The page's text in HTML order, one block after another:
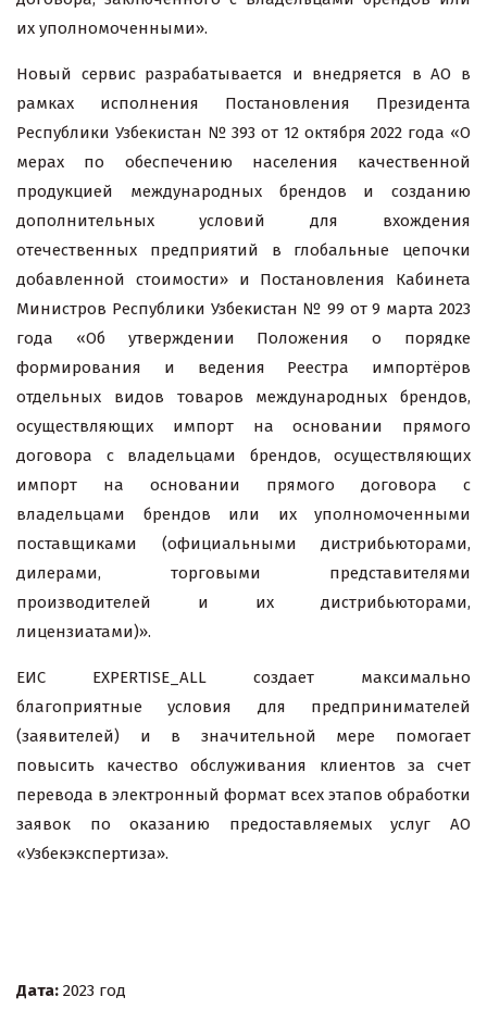
их уполномоченными».
Новый сервис разрабатывается и внедряется в АО в
рамках исполнения Постановления Президента
Республики Узбекистан № 393 от 12 октября 2022 года «О
мерах по обеспечению населения качественной
продукцией международных брендов и созданию
дополнительных условий для вхождения
отечественных предприятий в глобальные цепочки
добавленной стоимости» и Постановления Кабинета
Министров Республики Узбекистан № 99 от 9 марта 2023
года «Об утверждении Положения о порядке
формирования и ведения Реестра импортёров
отдельных видов товаров международных брендов,
осуществляющих импорт на основании прямого
договора с владельцами брендов, осуществляющих
импорт на основании прямого договора с
владельцами брендов или их уполномоченными
поставщиками (официальными дистрибьюторами,
дилерами, торговыми представителями
производителей и их дистрибьюторами,
лицензиатами)».
ЕИС EXPERTISE_ALL создает максимально
благоприятные условия для предпринимателей
(заявителей) и в значительной мере помогает
повысить качество обслуживания клиентов за счет
перевода в электронный формат всех этапов обработки
заявок по оказанию предоставляемых услуг АО
«Узбекэкспертиза».
Дата: 2023 год